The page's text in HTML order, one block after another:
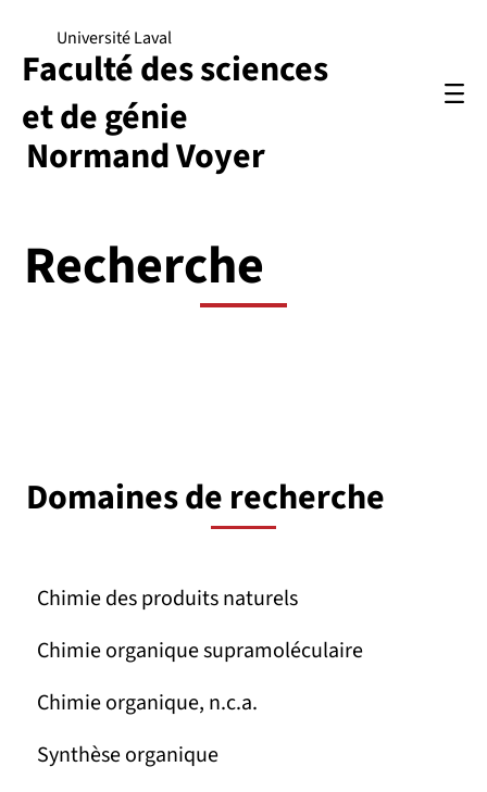
Normand Voyer
Université Laval
Faculté des sciences
et de génie
Recherche
Domaines de recherche
Chimie des produits naturels
Chimie organique supramoléculaire
Chimie organique, n.c.a.
Synthèse organique